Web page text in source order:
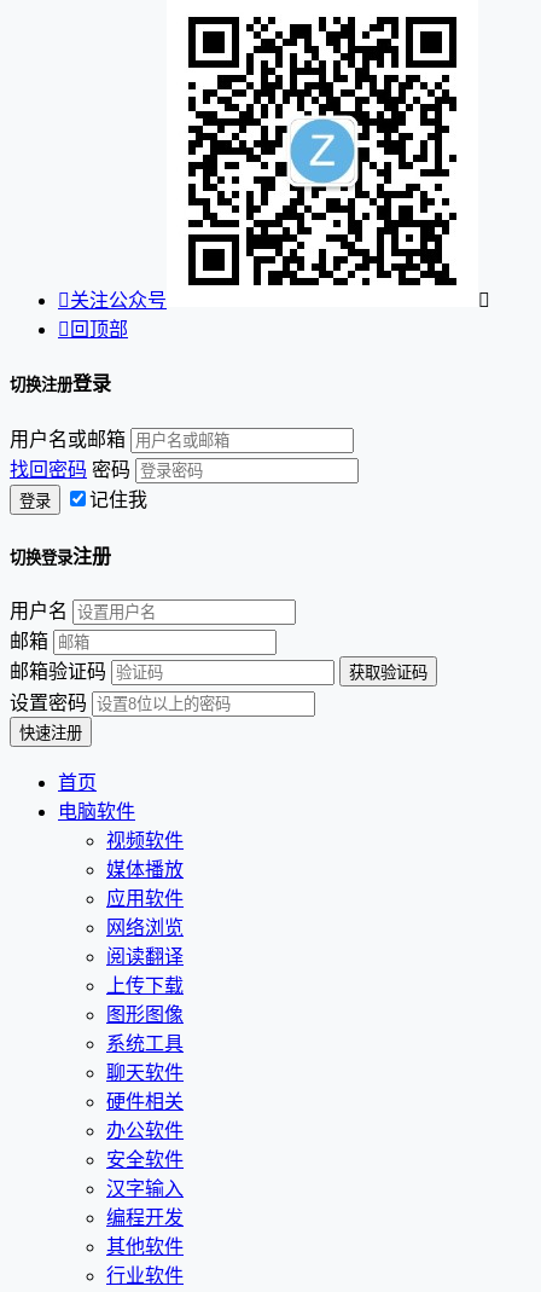
关注公众号

 回顶部
切换注册登录
用户名或邮箱
找回密码 密码
记住我
切换登录注册
用户名
邮箱
邮箱验证码
设置密码
首页
电脑软件
视频软件
媒体播放
应用软件
网络浏览
阅读翻译
上传下载
图形图像
系统工具
聊天软件
硬件相关
办公软件
安全软件
汉字输入
编程开发
其他软件
行业软件